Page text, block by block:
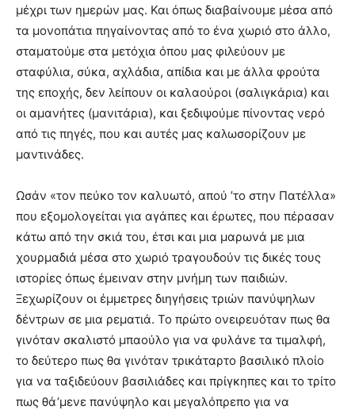
μέχρι των ημερών μας. Και όπως διαβαίνουμε μέσα από
τα μονοπάτια πηγαίνοντας από το ένα χωριό στο άλλο,
σταματούμε στα μετόχια όπου μας φιλεύουν με
σταφύλια, σύκα, αχλάδια, απίδια και με άλλα φρούτα
της εποχής, δεν λείπουν οι καλαούροι (σαλιγκάρια) και
οι αμανήτες (μανιτάρια), και ξεδιψούμε πίνοντας νερό
από τις πηγές, που και αυτές μας καλωσορίζουν με
μαντινάδες.
Ωσάν «τον πεύκο τον καλυωτό, απού ’το στην Πατέλλα»
που εξομολογείται για αγάπες και έρωτες, που πέρασαν
κάτω από την σκιά του, έτσι και μια μαρωνά με μια
χουρμαδιά μέσα στο χωριό τραγουδούν τις δικές τους
ιστορίες όπως έμειναν στην μνήμη των παιδιών.
Ξεχωρίζουν οι έμμετρες διηγήσεις τριών πανύψηλων
δέντρων σε μια ρεματιά. Το πρώτο ονειρευόταν πως θα
γινόταν σκαλιστό μπαούλο για να φυλάνε τα τιμαλφή,
το δεύτερο πως θα γινόταν τρικάταρτο βασιλικό πλοίο
για να ταξιδεύουν βασιλιάδες και πρίγκηπες και το τρίτο
πως θά’μενε πανύψηλο και μεγαλόπρεπο για να